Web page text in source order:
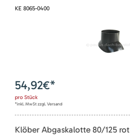
KE 8065-0400
54,92€*
pro Stück
*inkl. MwSt zzgl. Versand
Klöber Abgaskalotte 80/125 rot